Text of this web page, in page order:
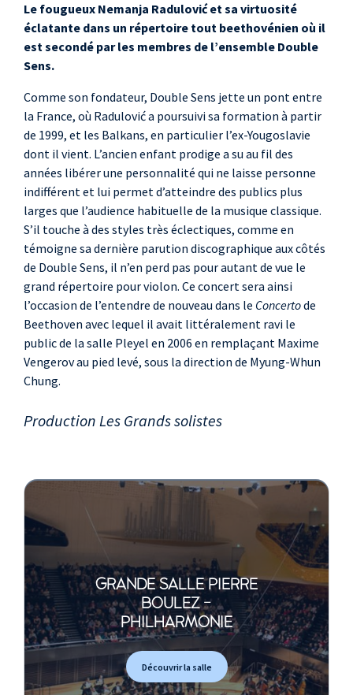
Le fougueux Nemanja Radulović et sa virtuosité
éclatante dans un répertoire tout beethovénien où il
est secondé par les membres de l’ensemble Double
Sens.
Comme son fondateur, Double Sens jette un pont entre
la France, où Radulović a poursuivi sa formation à partir
de 1999, et les Balkans, en particulier l’ex-Yougoslavie
dont il vient. L’ancien enfant prodige a su au fil des
années libérer une personnalité qui ne laisse personne
indifférent et lui permet d’atteindre des publics plus
larges que l’audience habituelle de la musique classique.
S’il touche à des styles très éclectiques, comme en
témoigne sa dernière parution discographique aux côtés
de Double Sens, il n’en perd pas pour autant de vue le
grand répertoire pour violon. Ce concert sera ainsi
l’occasion de l’entendre de nouveau dans le Concertode
Beethoven avec lequel il avait littéralement ravi le
public de la salle Pleyel en 2006 en remplaçant Maxime
Vengerov au pied levé, sous la direction de Myung-Whun
Chung.
Production Les Grands solistes
GRANDE SALLE PIERRE
BOULEZ -
PHILHARMONIE
Découvrir la salle